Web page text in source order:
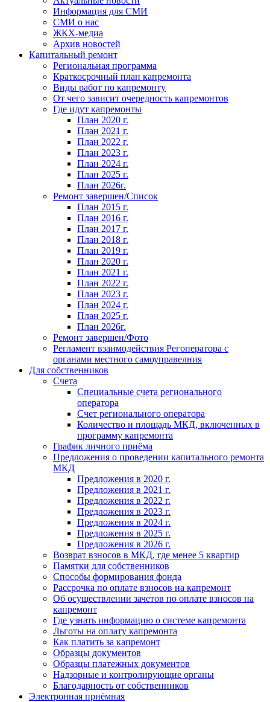
Информация для СМИ
СМИ о нас
ЖКХ-медиа
Архив новостей
Капитальный ремонт
Региональная программа
Краткосрочный план капремонта
Виды работ по капремонту
От чего зависит очередность капремонтов
Где идут капремонты
План 2020 г.
План 2021 г.
План 2022 г.
План 2023 г.
План 2024 г.
План 2025 г.
План 2026г.
Ремонт завершен/Список
План 2015 г.
План 2016 г.
План 2017 г.
План 2018 г.
План 2019 г.
План 2020 г.
План 2021 г.
План 2022 г.
План 2023 г.
План 2024 г.
План 2025 г.
План 2026г.
Ремонт завершен/Фото
Регламент взаимодействия Регоператора с
органами местного самоуправелния
Для собственников
Счета
Специальные счета регионального
оператора
Счет регионального оператора
Количество и площадь МКД, включенных в
программу капремонта
График личного приёма
Предложения о проведении капитального ремонта
МКД
Предложения в 2020 г.
Предложения в 2021 г.
Предложения в 2022 г.
Предложения в 2023 г.
Предложения в 2024 г.
Предложения в 2025 г.
Предложения в 2026 г.
Возврат взносов в МКД, где менее 5 квартир
Памятки для собственников
Способы формирования фонда
Рассрочка по оплате взносов на капремонт
Об осуществлении зачетов по оплате взносов на
капремонт
Где узнать информацию о системе капремонта
Льготы на оплату капремонта
Как платить за капремонт
Образцы документов
Образцы платежных документов
Надзорные и контролирующие органы
Благодарность от собственников
Электронная приёмная